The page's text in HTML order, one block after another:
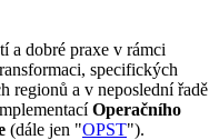
a dobré praxe v rámci
specifických
regionů a v neposlední řadě
Operačního
(dále jen "OPST").